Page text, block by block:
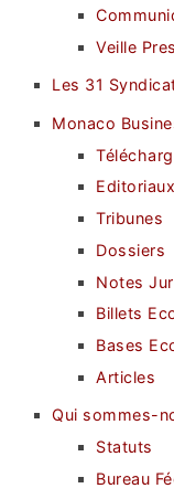
Veille
Les 31
Monaco
Editoriaux
Tribunes
Dossiers
Notes
Billets
Bases
Articles
Qui sommes-
Statuts
Bureau